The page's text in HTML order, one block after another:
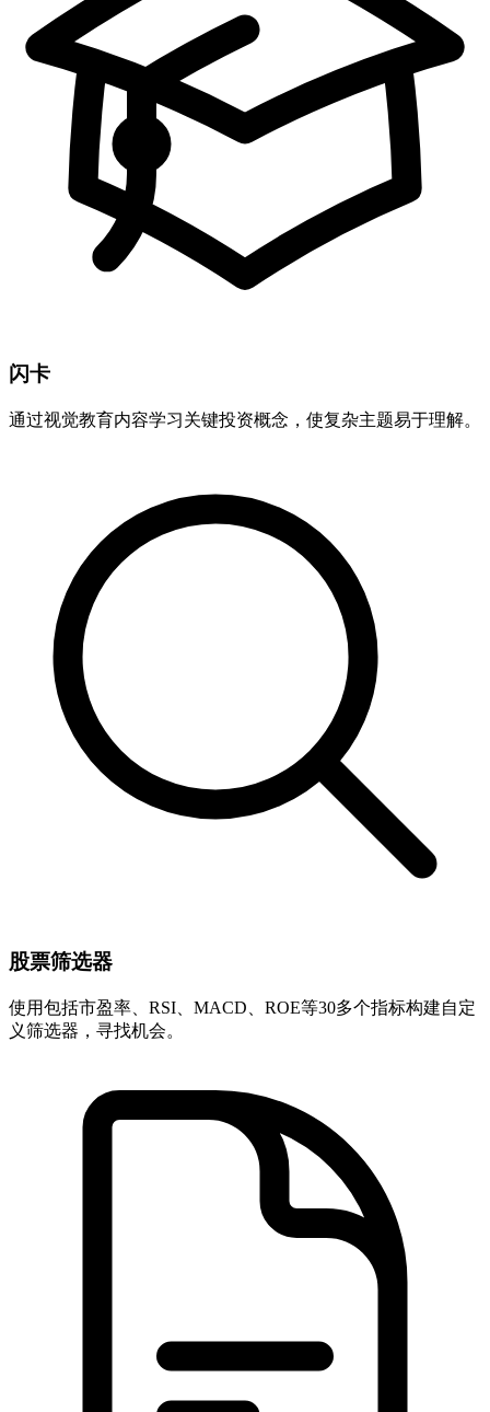
闪卡
通过视觉教育内容学习关键投资概念，使复杂主题易于理解。
股票筛选器
使用包括市盈率、RSI、MACD、ROE等30多个指标构建自定
义筛选器，寻找机会。